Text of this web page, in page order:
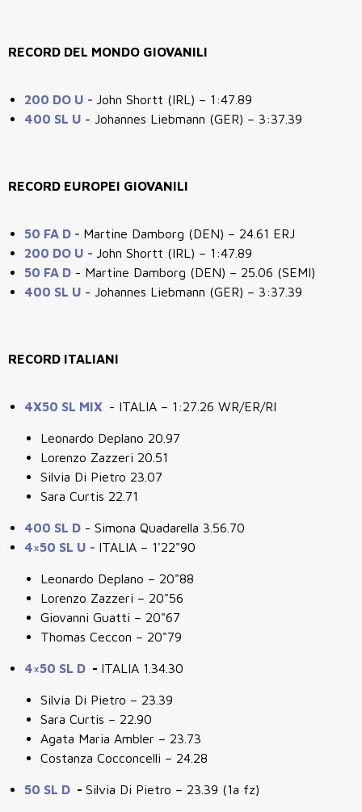
RECORD DEL MONDO GIOVANILI
200 DO U - John Shortt (IRL) – 1:47.89
400 SL U - Johannes Liebmann (GER) – 3:37.39
RECORD EUROPEI GIOVANILI
50 FA D - Martine Damborg (DEN) – 24.61 ERJ
200 DO U - John Shortt (IRL) – 1:47.89
50 FA D - Martine Damborg (DEN) – 25.06 (SEMI)
400 SL U - Johannes Liebmann (GER) – 3:37.39
RECORD ITALIANI
4X50 SL MIX - ITALIA – 1:27.26 WR/ER/RI
Leonardo Deplano 20.97
Lorenzo Zazzeri 20.51
Silvia Di Pietro 23.07
Sara Curtis 22.71
400 SL D - Simona Quadarella 3.56.70
4×50 SL U - ITALIA – 1'22"90
Leonardo Deplano – 20"88
Lorenzo Zazzeri – 20"56
Giovanni Guatti – 20"67
Thomas Ceccon – 20"79
4×50 SL D - ITALIA 1.34.30
Silvia Di Pietro – 23.39
Sara Curtis – 22.90
Agata Maria Ambler – 23.73
Costanza Cocconcelli – 24.28
50 SL D - Silvia Di Pietro – 23.39 (1a fz)